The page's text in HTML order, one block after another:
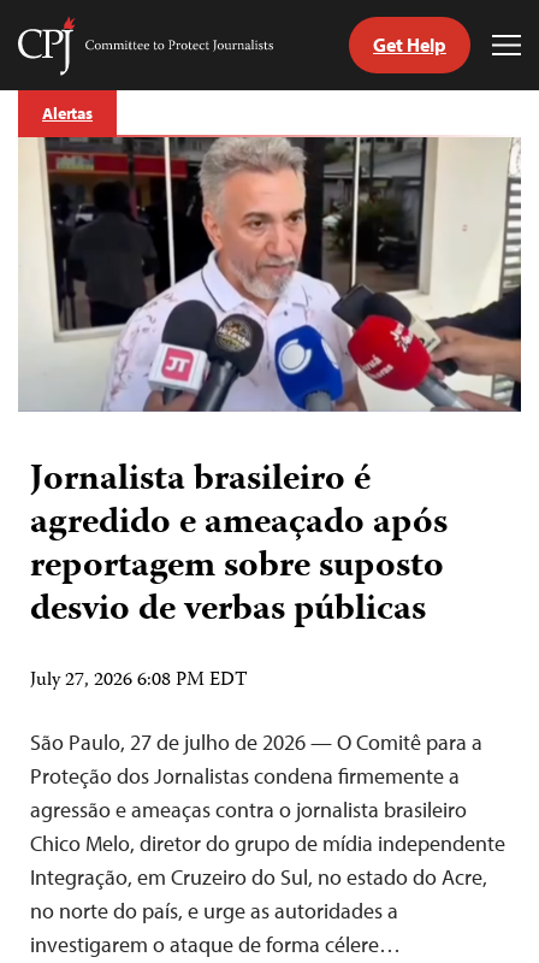
Skip
content
Committee
Journalists
Get Help
Alertas
Jornalista brasileiro é
agredido e ameaçado após
reportagem sobre suposto
desvio de verbas públicas
July 27, 2026 6:08 PM EDT
São Paulo, 27 de julho de 2026 — O Comitê para a
Proteção dos Jornalistas condena firmemente a
agressão e ameaças contra o jornalista brasileiro
Chico Melo, diretor do grupo de mídia independente
Integração, em Cruzeiro do Sul, no estado do Acre,
no norte do país, e urge as autoridades a
investigarem o ataque de forma célere…